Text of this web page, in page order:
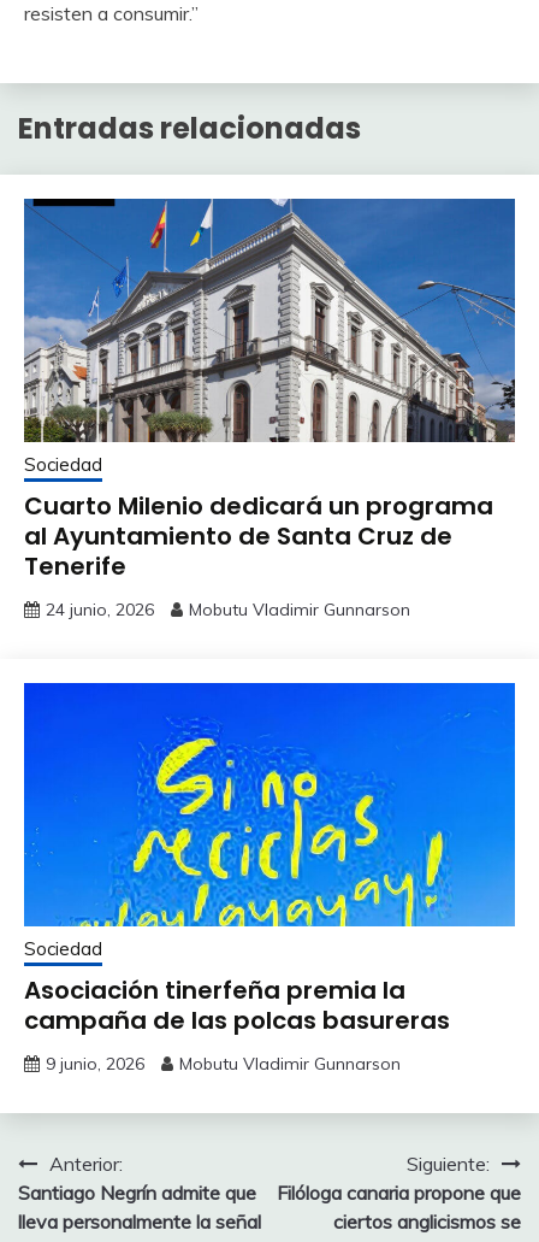
resisten a consumir.”
Entradas relacionadas
Sociedad
Cuarto Milenio dedicará un programa
al Ayuntamiento de Santa Cruz de
Tenerife
24 junio, 2026 Mobutu Vladimir Gunnarson
Sociedad
Asociación tinerfeña premia la
campaña de las polcas basureras
9 junio, 2026 Mobutu Vladimir Gunnarson
Navegación
de
Anterior:
Santiago Negrín admite que
lleva personalmente la señal
Siguiente:
Filóloga canaria propone que
ciertos anglicismos se